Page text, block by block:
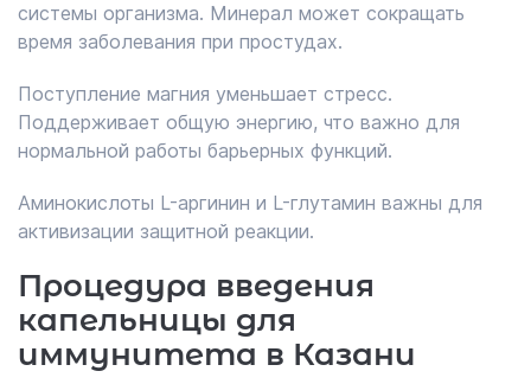
системы организма. Минерал может сокращать
время заболевания при простудах.
Поступление магния уменьшает стресс.
Поддерживает общую энергию, что важно для
нормальной работы барьерных функций.
Аминокислоты L-аргинин и L-глутамин важны для
активизации защитной реакции.
Процедура введения
капельницы для
иммунитета в Казани